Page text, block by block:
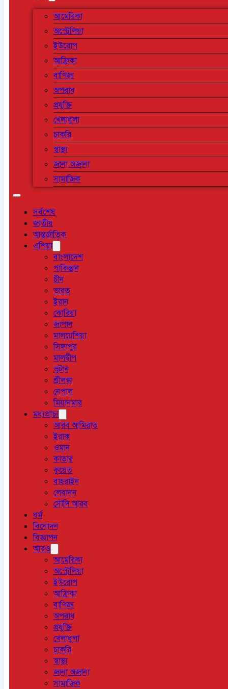
আমেরিকা
অস্ট্রেলিয়া
ইউরোপ
আফ্রিকা
বাণিজ্য
অপরাধ
প্রযুক্তি
খেলাধুলা
চাকরি
স্বাস্থ্য
জানা অজানা
সামাজিক
সর্বশেষ
জাতীয়
আন্তর্জাতিক
এশিয়া
বাংলাদেশ
পাকিস্তান
চীন
ভারত
ইরান
কোরিয়া
জাপান
মালয়েশিয়া
সিঙ্গাপুর
মালদ্বীপ
ভুটান
শ্রীলঙ্কা
নেপাল
মিয়ানমার
মধ্যপ্রাচ্য
আরব আমিরাত
ইরাক
ওমান
কাতার
কুয়েত
বাহরাইন
লেবানন
সৌদি আরব
ধর্ম
বিনোদন
বিজ্ঞাপন
আরও
আমেরিকা
অস্ট্রেলিয়া
ইউরোপ
আফ্রিকা
বাণিজ্য
অপরাধ
প্রযুক্তি
খেলাধুলা
চাকরি
স্বাস্থ্য
জানা অজানা
সামাজিক